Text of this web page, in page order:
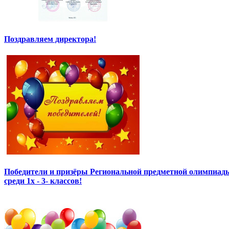
Поздравляем директора!
Победители и призёры Региональной предметной
среди 1х - 3- классов!